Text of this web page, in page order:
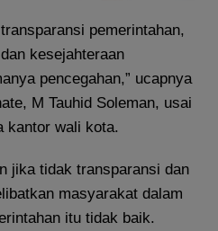
pemerintahan,
kesejahteraan
pencegahan,” ucapnya
M Tauhid Soleman, usai
kantor wali kota.
jika tidak transparansi dan
masyarakat dalam
itu tidak baik.